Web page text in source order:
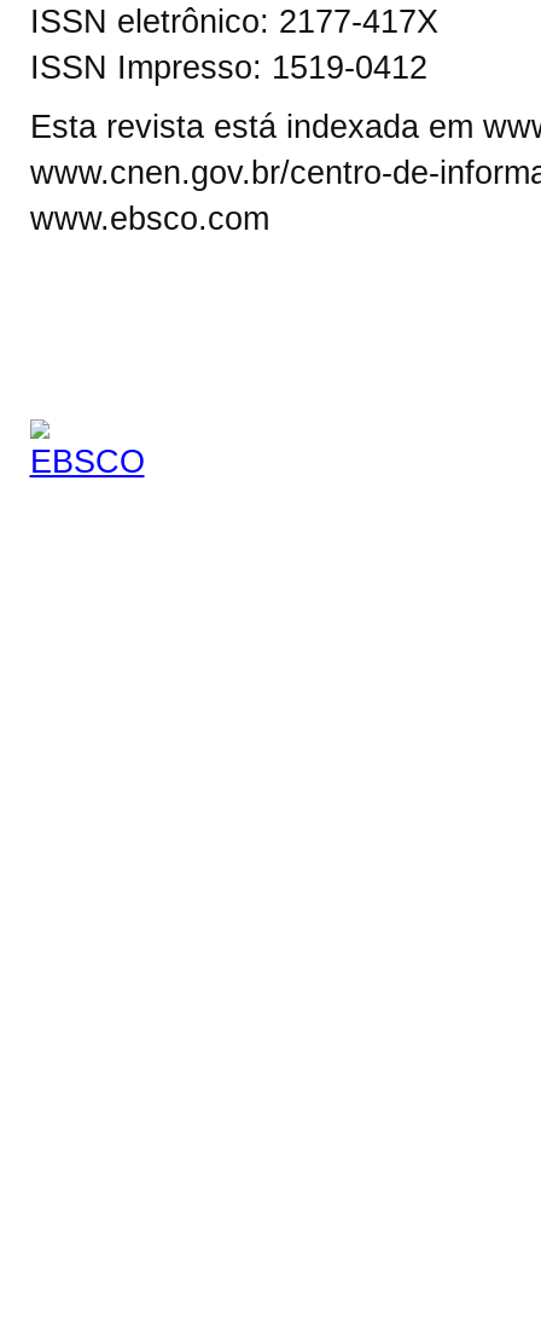
ISSN eletrônico: 2177-417X
ISSN Impresso: 1519-0412
Esta revista está indexada em
www.cnen.gov.br/centro-de-
www.ebsco.com